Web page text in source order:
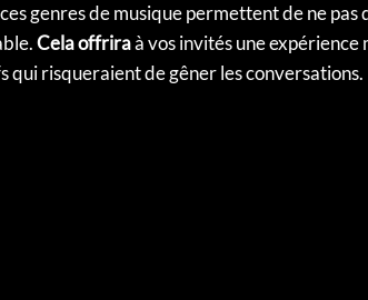
genres de musique permettent de ne
Cela offriraà vos invités une expérience
risqueraient de gêner les conversations.